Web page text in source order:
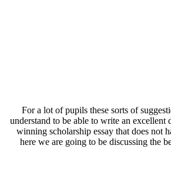
For a lot of pupils these sorts of
understand to be able to write an excellent
winning scholarship essay that does not
here we are going to be discussing the